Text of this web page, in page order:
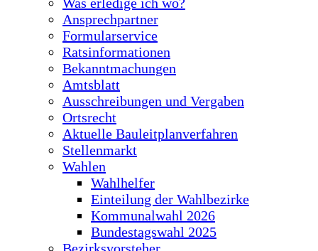
Ansprechpartner
Formularservice
Ratsinformationen
Bekanntmachungen
Amtsblatt
Ausschreibungen und Vergaben
Ortsrecht
Aktuelle Bauleitplanverfahren
Stellenmarkt
Wahlen
Wahlhelfer
Einteilung der Wahlbezirke
Kommunalwahl 2026
Bundestagswahl 2025